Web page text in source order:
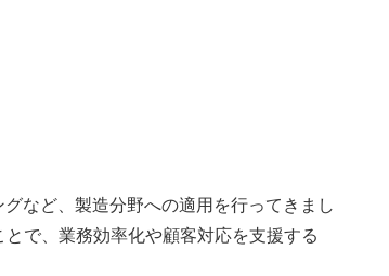
など、製造分野への適用を行ってきまし
で、業務効率化や顧客対応を支援する